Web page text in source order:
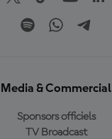
Media & Commercial
Sponsors officiels
TV Broadcast